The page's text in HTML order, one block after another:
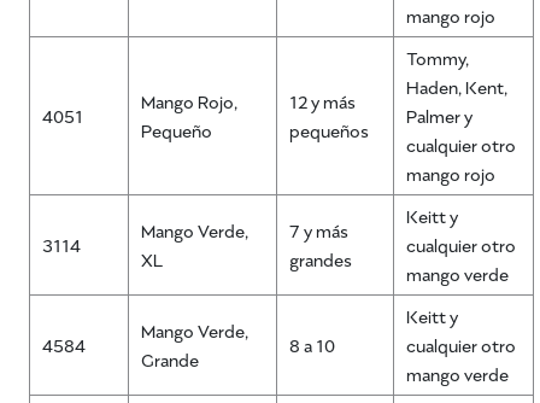
mango rojo
4051
Mango Rojo,
Pequeño
12 y más
pequeños
Tommy,
Haden, Kent,
Palmer y
cualquier otro
mango rojo
3114
Mango Verde,
XL
7 y más
grandes
Keitt y
cualquier otro
mango verde
4584
Mango Verde,
Grande
8 a 10
Keitt y
cualquier otro
mango verde